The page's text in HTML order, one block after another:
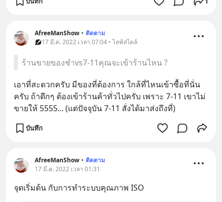
AfreeManShow • ติดตาม
17 มี.ค. 2022 เวลา 07:04 • ไลฟ์สไตล์
ร้านขายของชำvs7-11คุณจะเข้าร้านไหน ?
เอาที่สะดวกครับ มีของที่ต้องการ ใกล้ที่ไหนเข้าซื้อที่นั่น
ครับ ถ้าดึกๆ ต้องเข้าร้านค้าทั่วไปครับ เพราะ 7-11 เขาไม่
ขายให้ 5555... (แต่ปัจจุบัน 7-11 สั่งได้มาส่งถึงที่)
บันทึก
AfreeManShow • ติดตาม
17 มี.ค. 2022 เวลา 01:31
จุดเริ่มต้น กับการทำระบบคุณภาพ ISO